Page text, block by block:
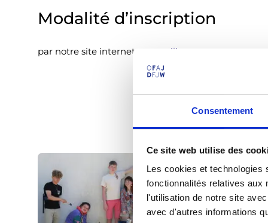
Consentement
Ce site web utilise des
Les cookies et technologies
fonctionnalités relatives aux
l'utilisation de notre site
avec d'autres informations
Modalité d’inscription
par notre site internet: gwennili.net